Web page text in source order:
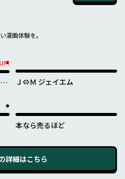
漫画体験を。
Ｊ⇔Ｍ ジェイエム
本なら売るほど
詳細はこちら